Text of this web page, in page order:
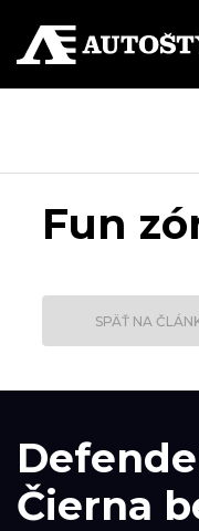
Fun
SPÄŤ NA
Čierna